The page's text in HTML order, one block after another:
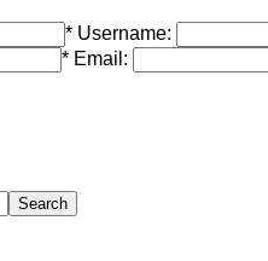
* Username:
* Email: